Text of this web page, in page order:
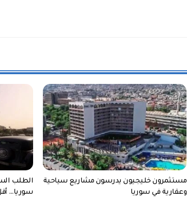
مستثمرون خليجيون يدرسون مشاريع سياحية
وعقارية في سوريا
الطلب
سوريا… أقل من 20 ألف غرفة